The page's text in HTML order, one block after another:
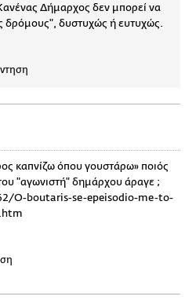
Δήμαρχος δεν μπορεί να
δρόμους", δυστυχώς ή ευτυχώς.
καπνίζω όπου γουστάρω» ποιός
"αγωνιστή" δημάρχου άραγε ;
O-boutaris-se-epeisodio-me-to-